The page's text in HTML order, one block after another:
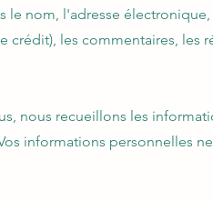
nom, l'adresse
crédit), les commentaires, les
nous recueillons les
informations personnelles